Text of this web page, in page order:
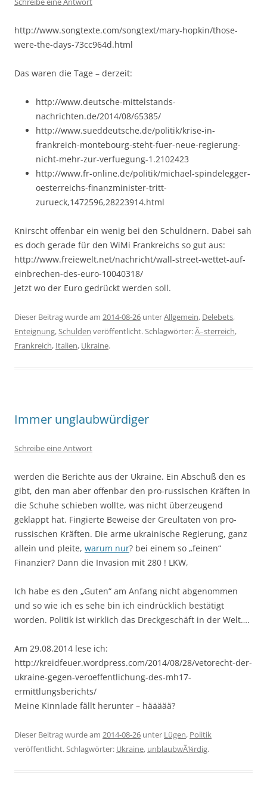
http://www.songtexte.com/songtext/mary-hopkin/those-
were-the-days-73cc964d.html
Das waren die Tage – derzeit:
http://www.deutsche-mittelstands-
nachrichten.de/2014/08/65385/
http://www.sueddeutsche.de/politik/krise-in-
frankreich-montebourg-steht-fuer-neue-regierung-
nicht-mehr-zur-verfuegung-1.2102423
http://www.fr-online.de/politik/michael-spindelegger-
oesterreichs-finanzminister-tritt-
zurueck,1472596,28223914.html
Knirscht offenbar ein wenig bei den Schuldnern. Dabei sah
es doch gerade für den WiMi Frankreichs so gut aus:
http://www.freiewelt.net/nachricht/wall-street-wettet-auf-
einbrechen-des-euro-10040318/
Jetzt wo der Euro gedrückt werden soll.
Dieser Beitrag wurde am 2014-08-26 unterAllgemein, Delebets,
Enteignung,Schulden veröffentlicht. Schlagwörter:Ã–sterreich,
Frankreich, Italien, Ukraine.
Immer unglaubwürdiger
Schreibe eine Antwort
werden die Berichte aus der Ukraine. Ein Abschuß den es
gibt, den man aber offenbar den pro-russischen Kräften in
die Schuhe schieben wollte, was nicht überzeugend
geklappt hat. Fingierte Beweise der Greultaten von pro-
russischen Kräften. Die arme ukrainische Regierung, ganz
allein und pleite, warum nur? bei einem so „feinen“
Finanzier? Dann die Invasion mit 280 ! LKW,
Ich habe es den „Guten“ am Anfang nicht abgenommen
und so wie ich es sehe bin ich eindrücklich bestätigt
worden. Politik ist wirklich das Dreckgeschäft in der Welt….
Am 29.08.2014 lese ich:
http://kreidfeuer.wordpress.com/2014/08/28/vetorecht-der-
ukraine-gegen-veroeffentlichung-des-mh17-
ermittlungsberichts/
Meine Kinnlade fällt herunter – häääää?
Dieser Beitrag wurde am 2014-08-26 unter Lügen, Politik
veröffentlicht. Schlagwörter: Ukraine, unblaubwÃ¼rdig.